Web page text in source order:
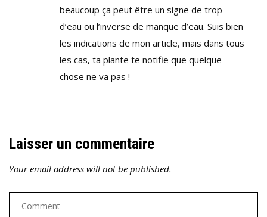
beaucoup ça peut être un signe de trop
d’eau ou l’inverse de manque d’eau. Suis bien
les indications de mon article, mais dans tous
les cas, ta plante te notifie que quelque
chose ne va pas !
Laisser un commentaire
Your email address will not be published.